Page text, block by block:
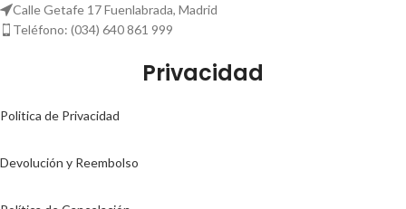
Calle Getafe 17 Fuenlabrada, Madrid
Teléfono: (034) 640 861 999
Privacidad
Politica de Privacidad
Devolución y Reembolso